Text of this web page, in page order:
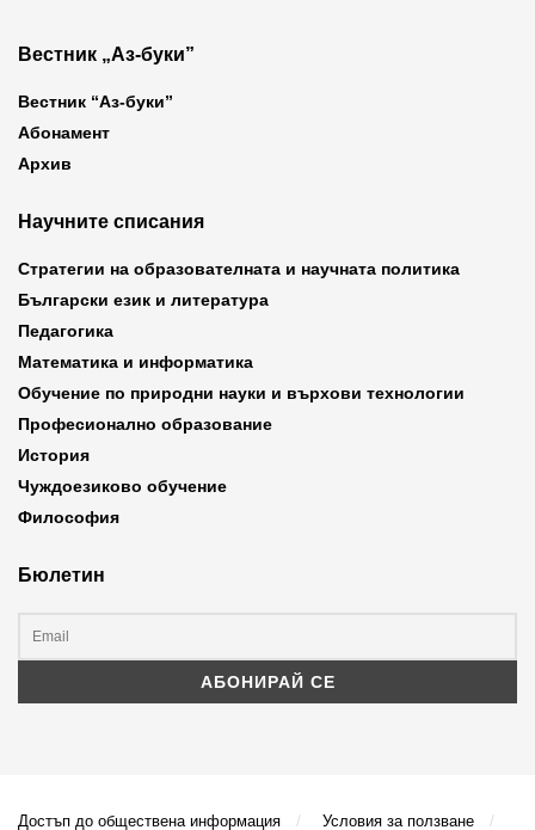
Вестник „Аз-буки”
Вестник “Аз-буки”
Абонамент
Архив
Научните списания
Стратегии на образователната и научната политика
Български език и литература
Педагогика
Математика и информатика
Обучение по природни науки и върхови технологии
Професионално образование
История
Чуждоезиково обучение
Философия
Бюлетин
Достъп до обществена информация Условия за ползване